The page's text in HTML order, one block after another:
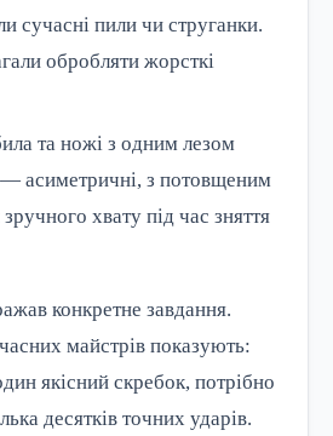
сучасні пили чи струганки.
обробляти жорсткі
та ножі з одним лезом
асиметричні, з потовщеним
хвату під час зняття
конкретне завдання.
майстрів показують:
якісний скребок, потрібно
десятків точних ударів.